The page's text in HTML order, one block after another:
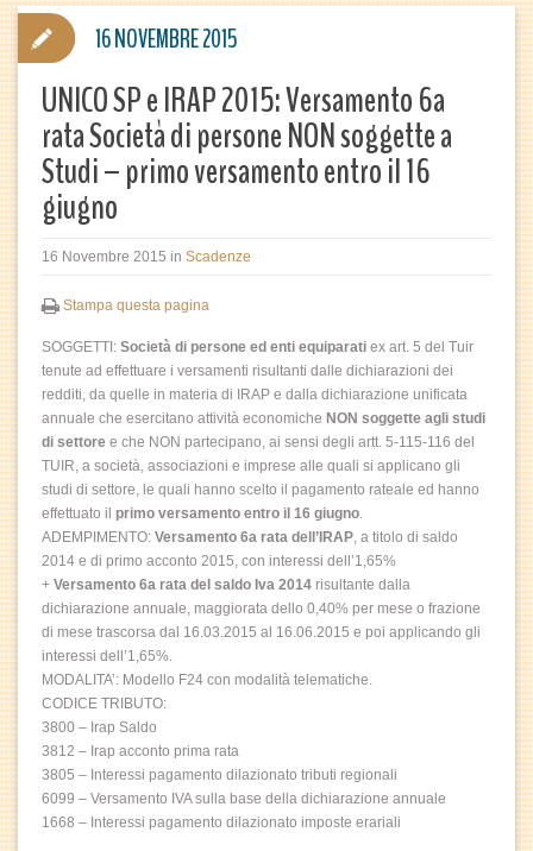
UNICO SP e IRAP 2015: Versamento 6a
rata Società di persone NON soggette a
Studi – primo versamento entro il 16
giugno
16 Novembre 2015 in Scadenze
Stampa questa pagina
SOGGETTI: Società di persone ed enti equiparati ex art. 5 del Tuir
tenute ad effettuare i versamenti risultanti dalle dichiarazioni dei
redditi, da quelle in materia di IRAP e dalla dichiarazione unificata
annuale che esercitano attività economiche NON soggette agli studi
di settore e che NON partecipano, ai sensi degli artt. 5-115-116 del
TUIR, a società, associazioni e imprese alle quali si applicano gli
studi di settore, le quali hanno scelto il pagamento rateale ed hanno
effettuato il primo versamento entro il 16 giugno.
ADEMPIMENTO: Versamento 6a rata dell’IRAP, a titolo di saldo
2014 e di primo acconto 2015, con interessi dell’1,65%
+ Versamento 6a rata del saldo Iva 2014 risultante dalla
dichiarazione annuale, maggiorata dello 0,40% per mese o frazione
di mese trascorsa dal 16.03.2015 al 16.06.2015 e poi applicando gli
interessi dell’1,65%.
MODALITA’: Modello F24 con modalità telematiche.
CODICE TRIBUTO:
3800 – Irap Saldo
3812 – Irap acconto prima rata
3805 – Interessi pagamento dilazionato tributi regionali
6099 – Versamento IVA sulla base della dichiarazione annuale
1668 – Interessi pagamento dilazionato imposte erariali
16 NOVEMBRE 2015